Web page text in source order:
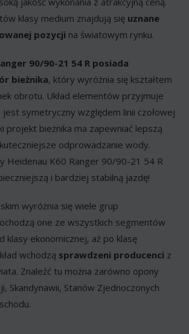
klasy medium znajdują się uznane
pozycji na światowym rynku.
90/90-21 54 R posiada
bieżnika, który wyróżnia się kształtem
obrotu. Układ elementów przyjmuje
jest symetryczny względem linii czołowej
projekt bieżnika ma zapewniać lepszą
odprowadzanie wody.
Heidenau K60 Ranger 90/90-21 54 R
i bardziej stabilną jazdę!
wyróżnia się wiele grup
one ze wszystkich segmentów
klasy ekonomicznej, aż po klasę
wchodzą sprawdzeni producenci z
Znaleźć tu można zarówno opony
Skandynawii, Stanów Zjednoczonych